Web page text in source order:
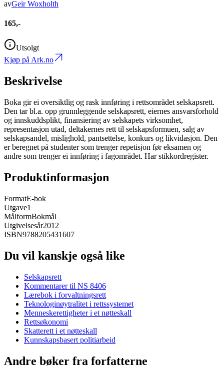
avGeir Woxholth
165,-
Utsolgt
Kjøp på Ark.no
Beskrivelse
Boka gir ei oversiktlig og rask innføring i rettsområdet selskapsrett.
Den tar bl.a. opp grunnleggende selskapsrett, eiernes ansvarsforhold
og innskuddsplikt, finansiering av selskapets virksomhet,
representasjon utad, deltakernes rett til selskapsformuen, salg av
selskapsandel, mislighold, pantsettelse, konkurs og likvidasjon. Den
er beregnet på studenter som trenger repetisjon før eksamen og
andre som trenger ei innføring i fagområdet. Har stikkordregister.
Produktinformasjon
FormatE-bok
Utgave1
MålformBokmål
Utgivelsesår2012
ISBN9788205431607
Du vil kanskje også like
Selskapsrett
Kommentarer til NS 8406
Lærebok i forvaltningsrett
Teknologinøytralitet i rettssystemet
Menneskerettigheter i et nøtteskall
Rettsøkonomi
Skatterett i et nøtteskall
Kunnskapsbasert politiarbeid
Andre bøker fra forfatterne